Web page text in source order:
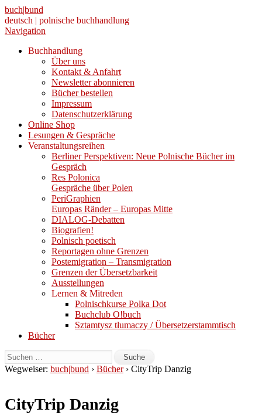
buch|bund
deutsch | polnische buchhandlung
Navigation
Buchhandlung
Über uns
Kontakt & Anfahrt
Newsletter abonnieren
Bücher bestellen
Impressum
Datenschutzerklärung
Online Shop
Lesungen & Gespräche
Veranstaltungsreihen
Berliner Perspektiven: Neue Polnische Bücher im
Gespräch
Res Polonica
Gespräche über Polen
PeriGraphien
Europas Ränder – Europas Mitte
DIALOG-Debatten
Biografien!
Polnisch poetisch
Reportagen ohne Grenzen
Postemigration – Transmigration
Grenzen der Übersetzbarkeit
Ausstellungen
Lernen & Mitreden
Polnischkurse Polka Dot
Buchclub O!buch
Sztamtysz tłumaczy / Übersetzerstammtisch
Bücher
Wegweiser: buch|bund › Bücher› CityTrip Danzig
CityTrip Danzig